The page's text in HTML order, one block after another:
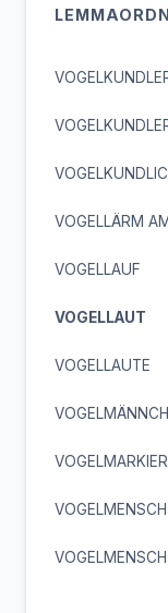
VOGELLÄRM
VOGELLAUF
VOGELLAUT
VOGELLAUTE
VOGELMENSCH